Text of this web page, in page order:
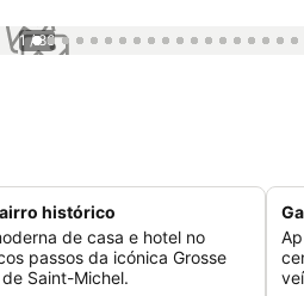
1 / 86
histórico
de casa e hotel no
passos da icónica Grosse
Saint-Michel.